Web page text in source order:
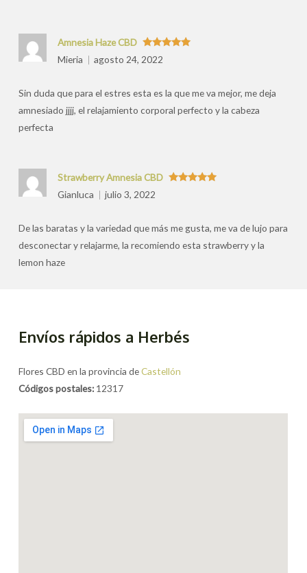
Valorado
con5
Amnesia Haze CBD
Mieria
agosto 24, 2022
Sin duda que para el estres esta es la que me va mejor, me deja
amnesiado jjjj, el relajamiento corporal perfecto y la cabeza
perfecta
Strawberry Amnesia CBD
Gianluca
julio 3, 2022
De las baratas y la variedad que más me gusta, me va de lujo para
desconectar y relajarme, la recomiendo esta strawberry y la
lemon haze
Envíos rápidos a Herbés
Flores CBD en la provincia deCastellón
Códigos postales: 12317